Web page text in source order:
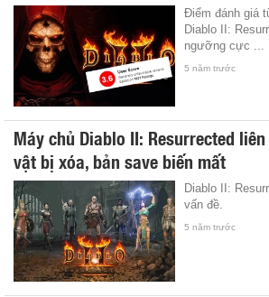
Điểm đánh giá
Diablo II:
ngưỡng cực ...
5 năm trước
Máy chủ Diablo II: Resurrected
vật bị xóa, bản save biến mất
Diablo II:
vấn đề.
5 năm trước